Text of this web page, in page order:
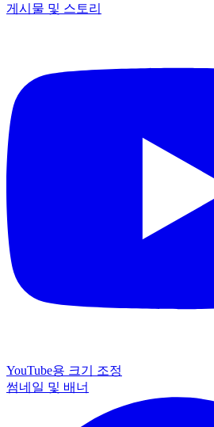
게시물 및 스토리
YouTube용 크기 조정
썸네일 및 배너